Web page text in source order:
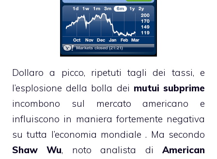
Dollaro a picco, ripetuti tagli dei tassi, e
l’esplosione della bolla dei mutui subprime
incombono sul mercato americano e
influiscono in maniera fortemente negativa
su tutta l’economia mondiale . Ma secondo
Shaw Wu, noto analista di American